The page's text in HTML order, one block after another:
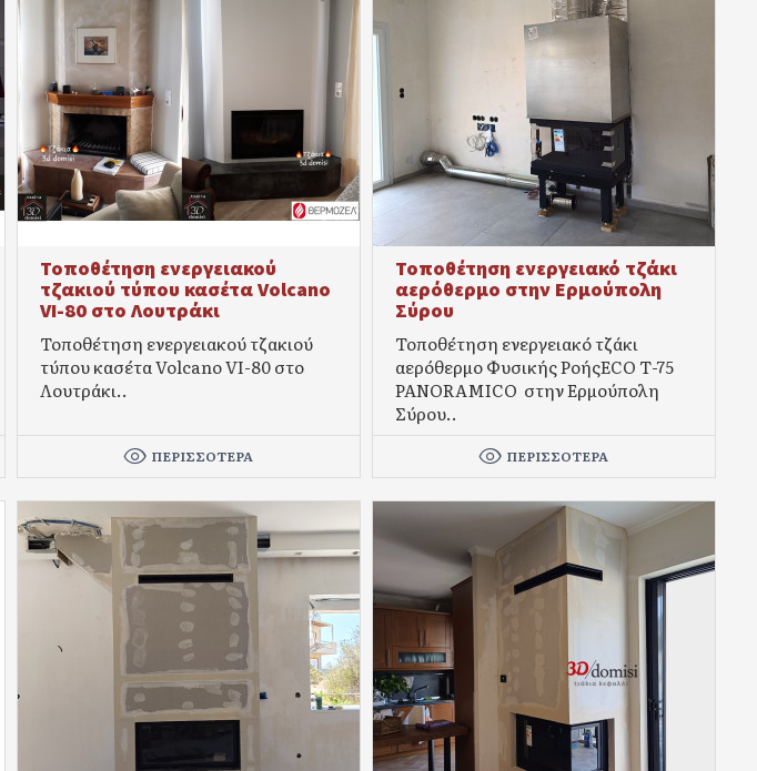
Τοποθέτηση ενεργειακού
τζακιού τύπου κασέτα Volcano
VI-80 στο Λουτράκι
Τοποθέτηση ενεργειακού τζακιού
τύπου κασέτα Volcano VI-80 στο
Λουτράκι..
ΠΕΡΙΣΣΌΤΕΡΑ
Τοποθέτηση ενεργειακό τζάκι
αερόθερμο στην Ερμούπολη
Σύρου
Τοποθέτηση ενεργειακό τζάκι
αερόθερμο Φυσικής ΡοήςECO Τ-75
PANORAMICO στην Ερμούπολη
Σύρου..
ΠΕΡΙΣΣΌΤΕΡΑ